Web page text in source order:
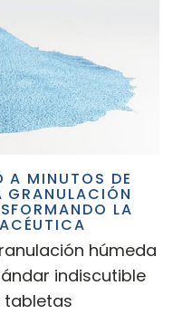
A MINUTOS DE
LA
húmeda
indiscutible
tabletas